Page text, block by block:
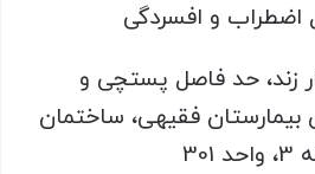
اضطراب و افسردگی
زند، حد فاصل پستچی و
بیمارستان فقیهی، ساختمان